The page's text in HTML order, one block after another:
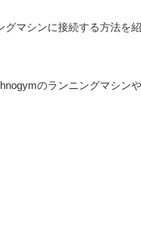
グマシンに接続する方法を
のランニングマシン